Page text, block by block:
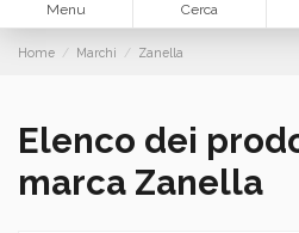
Menu Cerca
Home Marchi Zanella
Elenco dei
marca Zanella